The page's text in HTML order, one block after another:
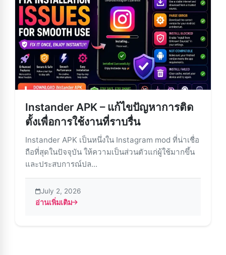
Instander APK – แก้ไขปัญหาการติด
ตั้งเพื่อการใช้งานที่ราบรื่น
Instander APK เป็นหนึ่งใน Instagram mod ที่น่าเชื่อ
ถือที่สุดในปัจจุบัน ให้ความเป็นส่วนตัวแก่ผู้ใช้มากขึ้น
และประสบการณ์ปล...
July 2, 2026
อ่านเพิ่มเติม
about Instander APK – แก้ไขปัญหาการติดตั้งเพื่อการใช้งา